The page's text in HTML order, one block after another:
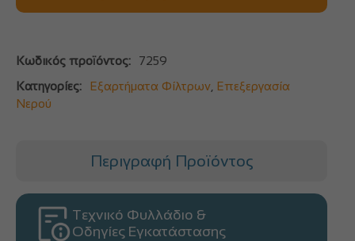
Κωδικός προϊόντος:
7259
Κατηγορίες:
Εξαρτήματα Φίλτρων Επεξεργασία
Νερού
Περιγραφή Προϊόντος
Τεχνικό Φυλλάδιο &
Οδηγίες Εγκατάστασης